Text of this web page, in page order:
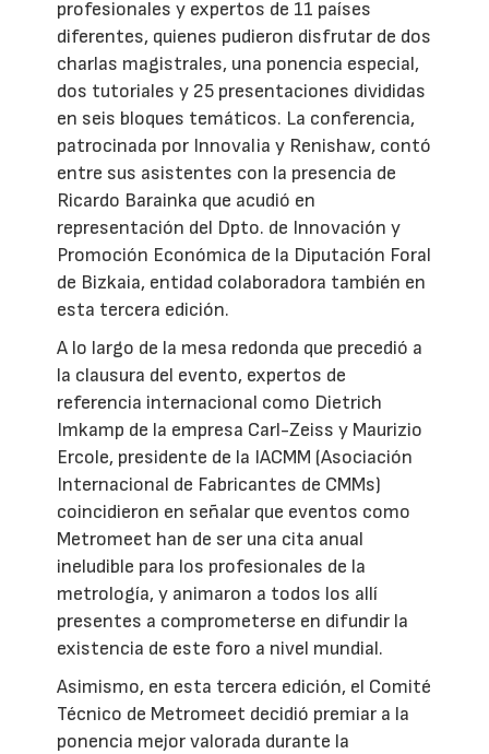
profesionales y expertos de 11 países
diferentes, quienes pudieron disfrutar de dos
charlas magistrales, una ponencia especial,
dos tutoriales y 25 presentaciones divididas
en seis bloques temáticos. La conferencia,
patrocinada por Innovalia y Renishaw, contó
entre sus asistentes con la presencia de
Ricardo Barainka que acudió en
representación del Dpto. de Innovación y
Promoción Económica de la Diputación Foral
de Bizkaia, entidad colaboradora también en
esta tercera edición.
A lo largo de la mesa redonda que precedió a
la clausura del evento, expertos de
referencia internacional como Dietrich
Imkamp de la empresa Carl-Zeiss y Maurizio
Ercole, presidente de la IACMM (Asociación
Internacional de Fabricantes de CMMs)
coincidieron en señalar que eventos como
Metromeet han de ser una cita anual
ineludible para los profesionales de la
metrología, y animaron a todos los allí
presentes a comprometerse en difundir la
existencia de este foro a nivel mundial.
Asimismo, en esta tercera edición, el Comité
Técnico de Metromeet decidió premiar a la
ponencia mejor valorada durante la